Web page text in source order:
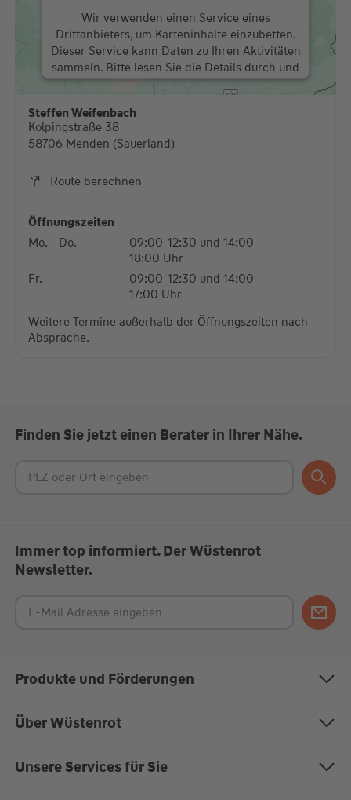
Wir verwenden einen Service eines
Drittanbieters, um Karteninhalte einzubetten.
Dieser Service kann Daten zu Ihren Aktivitäten
sammeln. Bitte lesen Sie die Details durch und
stimmen Sie der Nutzung des Service zu, um
diese Karte anzuzeigen.
Steffen Weifenbach
Kolpingstraße 38
58706 Menden (Sauerland)
Route berechnen
Öffnungszeiten
Mo. - Do.
09:00-12:30 und 14:00-
18:00 Uhr
Fr.
09:00-12:30 und 14:00-
17:00 Uhr
Weitere Termine außerhalb der Öffnungszeiten nach
Absprache.
Finden Sie jetzt einen Berater in Ihrer Nähe.
Immer top informiert. Der Wüstenrot
Newsletter.
Produkte und Förderungen
Bausparen
Über Wüstenrot
Über uns
Unsere Services für Sie